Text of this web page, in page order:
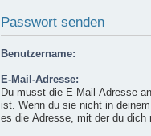
Passwort senden
Benutzername:
E-Mail-Adresse:
Du musst die E-Mail-Adresse
ist. Wenn du sie nicht in
es die Adresse, mit der du dich